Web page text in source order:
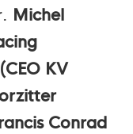
Michel
KV
Conrad